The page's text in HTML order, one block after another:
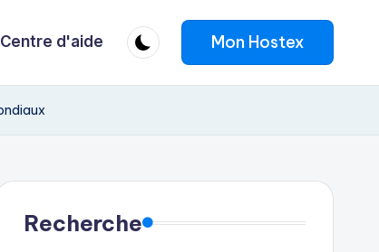
Centre d'aide Mon Hostex
Recherche